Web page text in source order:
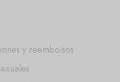
y reembolsos